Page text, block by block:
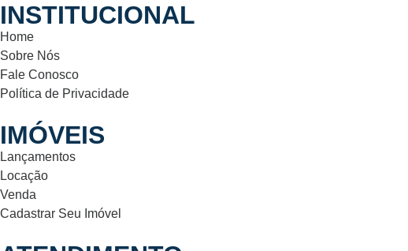
INSTITUCIONAL
Home
Sobre Nós
Fale Conosco
Política de Privacidade
IMÓVEIS
Lançamentos
Locação
Venda
Cadastrar Seu Imóvel